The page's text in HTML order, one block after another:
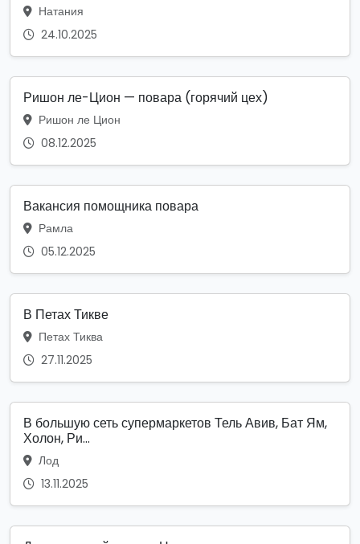
Натания
24.10.2025
Ришон ле-Цион — повара (горячий цех)
Ришон ле Цион
08.12.2025
Вакансия помощника повара
Рамла
05.12.2025
В Петах Тикве
Петах Тиква
27.11.2025
В большую сеть супермаркетов Тель Авив, Бат Ям,
Холон, Ри...
Лод
13.11.2025